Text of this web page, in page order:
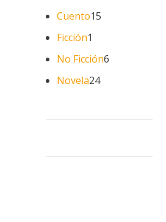
Cuento15
Ficción1
No Ficción6
Novela24